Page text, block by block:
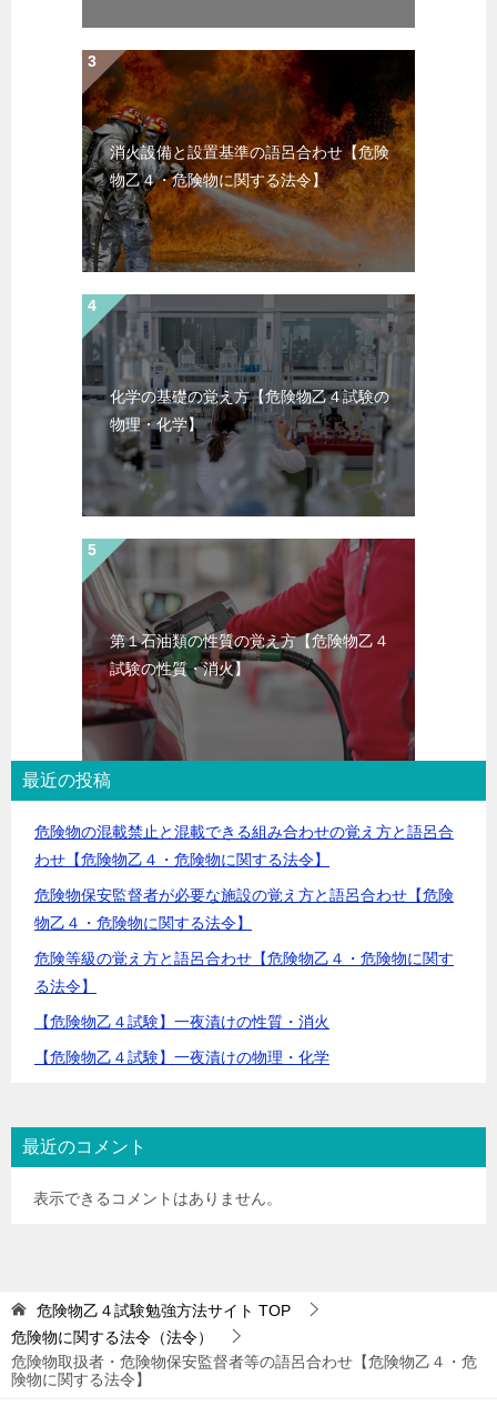
消火設備と設置基準の語呂合わせ【危険
物乙４・危険物に関する法令】
化学の基礎の覚え方【危険物乙４試験の
物理・化学】
第１石油類の性質の覚え方【危険物乙４
試験の性質・消火】
最近の投稿
危険物の混載禁止と混載できる組み合わせの覚え方と語呂合
わせ【危険物乙４・危険物に関する法令】
危険物保安監督者が必要な施設の覚え方と語呂合わせ【危険
物乙４・危険物に関する法令】
危険等級の覚え方と語呂合わせ【危険物乙４・危険物に関す
る法令】
【危険物乙４試験】一夜漬けの性質・消火
【危険物乙４試験】一夜漬けの物理・化学
最近のコメント
表示できるコメントはありません。
危険物乙４試験勉強方法サイト TOP
危険物に関する法令（法令）
危険物取扱者・危険物保安監督者等の語呂合わせ【危険物乙４・危
険物に関する法令】